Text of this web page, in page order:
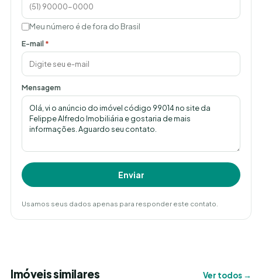
Meu número é de fora do Brasil
E-mail*
Mensagem
Enviar
Usamos seus dados apenas para responder este contato.
Imóveis similares Ver todos →